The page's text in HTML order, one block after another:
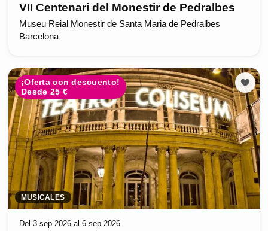
VII Centenari del Monestir de Pedralbes
Museu Reial Monestir de Santa Maria de Pedralbes
Barcelona
¡Oferta con descuento!
Desde 25 €
MUSICALES
Del 3 sep 2026 al 6 sep 2026